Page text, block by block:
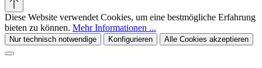
Diese Website verwendet Cookies, um eine bestmögliche Erfahrung
bieten zu können. Mehr Informationen ...
Nur technisch notwendige Konfigurieren Alle Cookies akzeptieren